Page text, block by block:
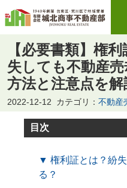
【必要書類】権
失しても不動産
方法と注意点を解
2022-12-12 カテゴリ： 不動産
目次
▼ 権利証とは？紛
る？